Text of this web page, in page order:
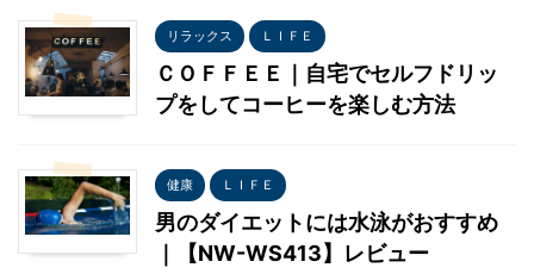
リラックス ＬＩＦＥ
ＣＯＦＦＥＥ｜自宅でセルフドリッ
プをしてコーヒーを楽しむ方法
健康 ＬＩＦＥ
男のダイエットには水泳がおすすめ
｜【NW-WS413】レビュー